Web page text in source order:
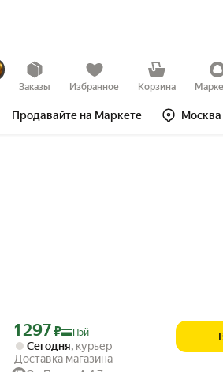
Заказы Избранное Корзина
Продавайте на Маркете Москва
Цена с картой Яндекс Пэй 1297 ₽ вместо
1 297₽ Пэй
Сегодня, курьер
Доставка магазина